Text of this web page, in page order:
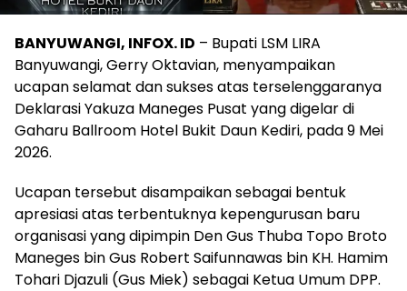
BANYUWANGI, INFOX. ID – Bupati LSM LIRA
Banyuwangi, Gerry Oktavian, menyampaikan
ucapan selamat dan sukses atas terselenggaranya
Deklarasi Yakuza Maneges Pusat yang digelar di
Gaharu Ballroom Hotel Bukit Daun Kediri, pada 9 Mei
2026.
Ucapan tersebut disampaikan sebagai bentuk
apresiasi atas terbentuknya kepengurusan baru
organisasi yang dipimpin Den Gus Thuba Topo Broto
Maneges bin Gus Robert Saifunnawas bin KH. Hamim
Tohari Djazuli (Gus Miek) sebagai Ketua Umum DPP.